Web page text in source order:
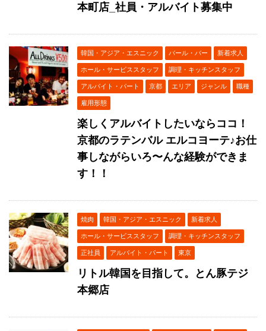
本町店_社員・アルバイト募集中
韓国・アジア・エスニック バール・バー 新着求人
ホール・サービススタッフ 調理・キッチンスタッフ
アルバイト・パート 京都 エリア ジャンル 職種
雇用形態
楽しくアルバイトしたいならココ！
京都のラテンバル エルコヨーテ♪お仕
事しながらいろ〜んな経験ができま
す！！
焼肉 韓国・アジア・エスニック 新着求人
ホール・サービススタッフ 調理・キッチンスタッフ
正社員 アルバイト・パート 東京
リトル韓国を目指して。とん豚テジ
本郷店